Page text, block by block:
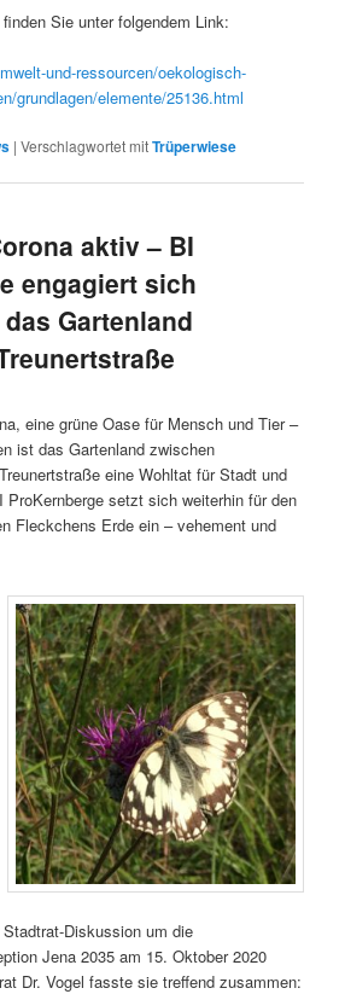
Sie unter folgendem Link:
und-ressourcen/oekologisch-
grundlagen/elemente/25136.html
|Verschlagwortet mitTrüperwiese
aktiv – BI
engagiert sich
Gartenland
eine grüne Oase für Mensch und Tier –
ist das Gartenland zwischen
eine Wohltat für Stadt und
ProKernberge setzt sich weiterhin für den
Fleckchens Erde ein – vehement und
Diskussion um die
Jena 2035 am 15. Oktober 2020
Dr. Vogel fasste sie treffend zusammen: